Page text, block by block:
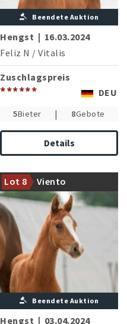
Beendete Auktion
Hengst | 16.03.2024
Feliz N / Vitalis
Zuschlagspreis
****** DEU
5Bieter | 8Gebote
Details
Lot 8 Viento
Mutter ist Halbschwester zur
Bundeschampionesse Feine
Bella NRW (Sonderauktion
2021: 305.000 €)
Beendete Auktion
Hengst | 03.04.2024